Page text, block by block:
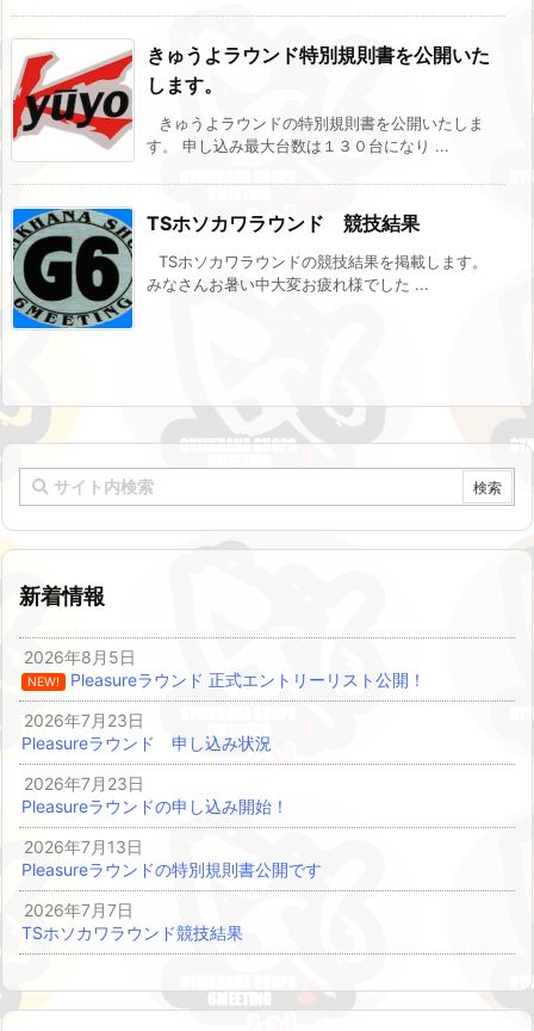
きゅうよラウンド特別規則書を公開いた
します。
きゅうよラウンドの特別規則書を公開いたしま
す。 申し込み最大台数は１３０台になり ...
TSホソカワラウンド 競技結果
TSホソカワラウンドの競技結果を掲載します。
みなさんお暑い中大変お疲れ様でした ...
新着情報
2026年8月5日
NEW!
Pleasureラウンド 正式エントリーリスト公開！
2026年7月23日
Pleasureラウンド 申し込み状況
2026年7月23日
Pleasureラウンドの申し込み開始！
2026年7月13日
Pleasureラウンドの特別規則書公開です
2026年7月7日
TSホソカワラウンド競技結果